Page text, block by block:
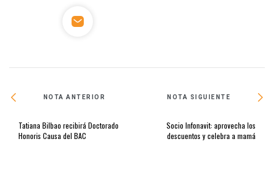
NOTA ANTERIOR
Tatiana Bilbao recibirá Doctorado
Honoris Causa del BAC
NOTA SIGUIENTE
Socio Infonavit: aprovecha los
descuentos y celebra a mamá